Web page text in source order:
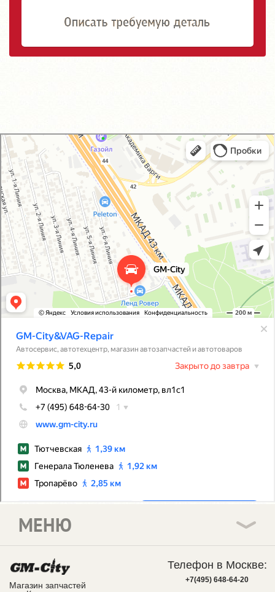
GM-City&VAG-Repair
Автосервис, автотехцентр в Москве
Магазин автозапчастей и автотоваров в Москве
Магазин запчастей
МЕНЮ
Телефон в Москве:
+7(495) 648-64-20